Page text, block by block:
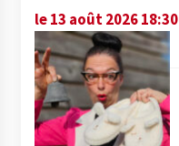
le 13 août 2026 18:30